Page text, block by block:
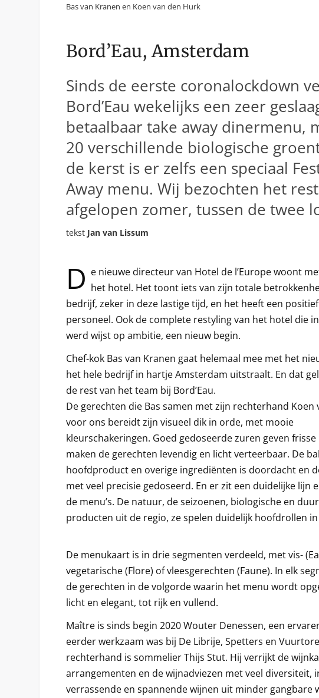
Bas van Kranen en Koen van den Hurk
Bord’Eau, Amsterdam
Sinds de eerste coronalockdown
Bord’Eau wekelijks een zeer
betaalbaar take away dinermenu,
20 verschillende biologische
de kerst is er zelfs een speciaal
Away menu. Wij bezochten het
afgelopen zomer, tussen de twee
tekst Jan van Lissum
D e nieuwe directeur van Hotel de l’Europe woont
het hotel. Het toont iets van zijn totale
bedrijf, zeker in deze lastige tijd, en het heeft een
personeel. Ook de complete restyling van het hotel die
werd wijst op ambitie, een nieuw begin.
Chef-kok Bas van Kranen gaat helemaal mee met het
het hele bedrijf in hartje Amsterdam uitstraalt. En dat
de rest van het team bij Bord’Eau.
De gerechten die Bas samen met zijn rechterhand Koen
voor ons bereidt zijn visueel dik in orde, met mooie
kleurschakeringen. Goed gedoseerde zuren geven frisse
maken de gerechten levendig en licht verteerbaar. De
hoofdproduct en overige ingrediënten is doordacht en
met veel precisie gedoseerd. En er zit een duidelijke lijn
de menu’s. De natuur, de seizoenen, biologische en
producten uit de regio, ze spelen duidelijk hoofdrollen in
De menukaart is in drie segmenten verdeeld, met vis-
vegetarische (Flore) of vleesgerechten (Faune). In elk
de gerechten in de volgorde waarin het menu wordt
licht en elegant, tot rijk en vullend.
Maître is sinds begin 2020 Wouter Denessen, een
eerder werkzaam was bij De Librije, Spetters en
rechterhand is sommelier Thijs Stut. Hij verrijkt de
arrangementen en de wijnadviezen met veel diversiteit,
verrassende en spannende wijnen uit minder gangbare